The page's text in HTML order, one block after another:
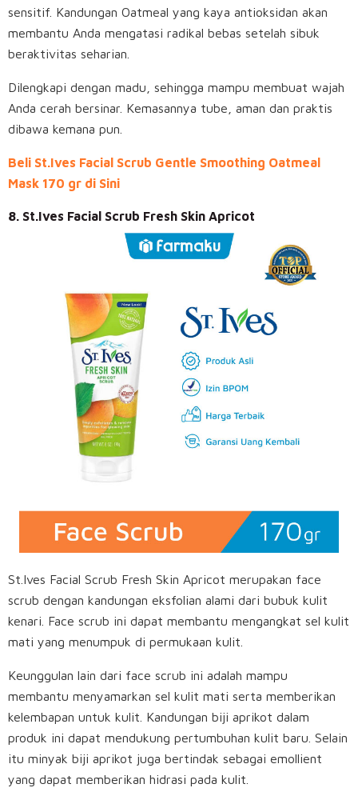
sensitif. Kandungan Oatmeal yang kaya antioksidan akan
membantu Anda mengatasi radikal bebas setelah sibuk
beraktivitas seharian.
Dilengkapi dengan madu, sehingga mampu membuat wajah
Anda cerah bersinar. Kemasannya tube, aman dan praktis
dibawa kemana pun.
Beli St.Ives Facial Scrub Gentle Smoothing Oatmeal
Mask 170 gr di Sini
8. St.Ives Facial Scrub Fresh Skin Apricot
St.Ives Facial Scrub Fresh Skin Apricot merupakan face
scrub dengan kandungan eksfolian alami dari bubuk kulit
kenari. Face scrub ini dapat membantu mengangkat sel kulit
mati yang menumpuk di permukaan kulit.
Keunggulan lain dari face scrub ini adalah mampu
membantu menyamarkan sel kulit mati serta memberikan
kelembapan untuk kulit. Kandungan biji aprikot dalam
produk ini dapat mendukung pertumbuhan kulit baru. Selain
itu minyak biji aprikot juga bertindak sebagai emollient
yang dapat memberikan hidrasi pada kulit.